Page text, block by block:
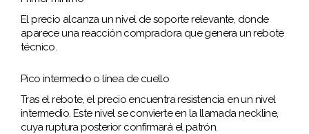
El precio alcanza un nivel de soporte relevante, donde
aparece una reacción compradora que genera un rebote
técnico.
Pico intermedio o línea de cuello
Tras el rebote, el precio encuentra resistencia en un nivel
intermedio. Este nivel se convierte en la llamada neckline,
cuya ruptura posterior confirmará el patrón.